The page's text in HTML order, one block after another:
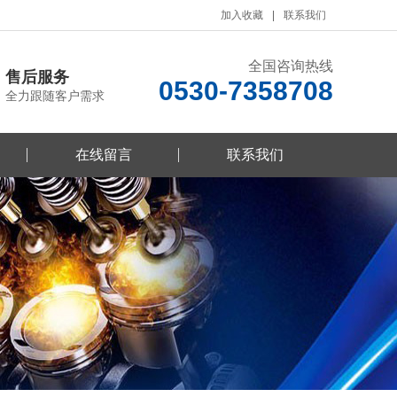
加入收藏 联系我们
售后服务
全力跟随客户需求
全国咨询热线
0530-7358708
在线留言 联系我们